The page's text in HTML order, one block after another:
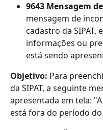
9643 Mensagem
mensagem de
cadastro da SIPAT,
informações ou
está sendo
Objetivo: Para
da SIPAT, a seguinte
apresentada em tela:
está fora do período